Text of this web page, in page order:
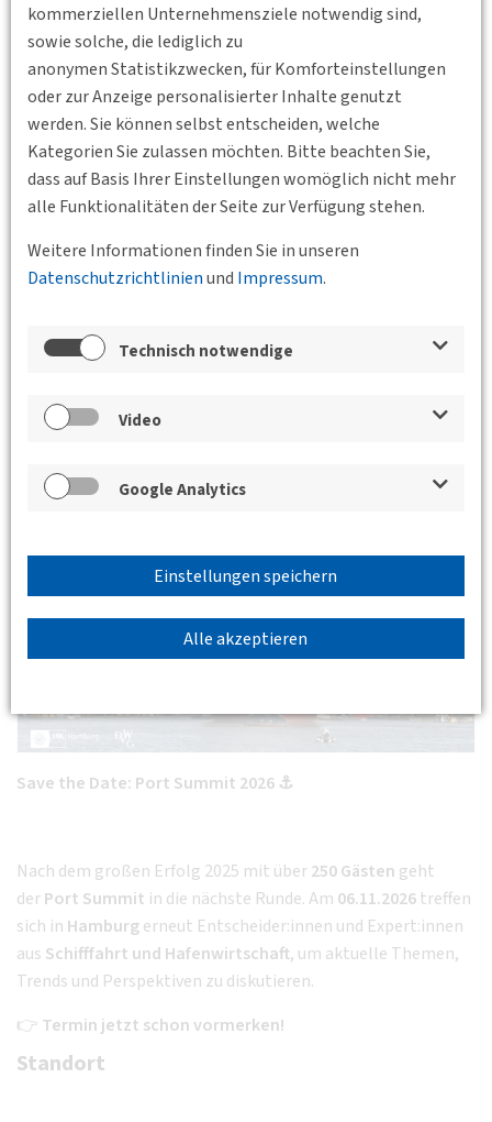
kommerziellen Unternehmensziele notwendig sind,
sowie solche, die lediglich zu
anonymen Statistikzwecken, für Komforteinstellungen
oder zur Anzeige personalisierter Inhalte genutzt
werden. Sie können selbst entscheiden, welche
Kategorien Sie zulassen möchten. Bitte beachten Sie,
dass auf Basis Ihrer Einstellungen womöglich nicht mehr
alle Funktionalitäten der Seite zur Verfügung stehen.
Weitere Informationen finden Sie in unseren
Datenschutzrichtlinienund Impressum.
Technisch notwendige
Video
Google Analytics
Einstellungen speichern
Alle akzeptieren
Zurück
Veranstaltungen der Bundesgeschäftsstelle,
Save the Date / Hamburg Port Summit
06.11.2026 09:30
Save the Date: Port Summit 2026 ⚓️
Nach dem großen Erfolg 2025 mit über250 Gästen geht
derPort Summit in die nächste Runde. Am 06.11.2026treffen
sich in Hamburgerneut Entscheider:innen und Expert:innen
aus Schifffahrt und Hafenwirtschaft, um aktuelle Themen,
Trends und Perspektiven zu diskutieren.
👉 Termin jetzt schon vormerken!
Standort